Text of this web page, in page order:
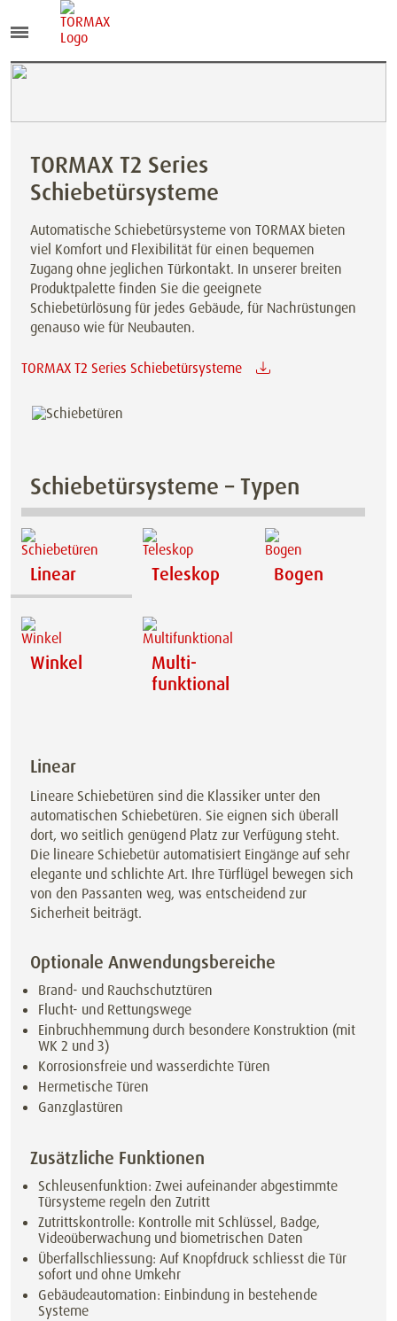
TORMAX T2 Series
Schiebetürsysteme
Automatische Schiebetürsysteme von TORMAX bieten
viel Komfort und Flexibilität für einen bequemen
Zugang ohne jeglichen Türkontakt. In unserer breiten
Produktpalette finden Sie die geeignete
Schiebetürlösung für jedes Gebäude, für Nachrüstungen
genauso wie für Neubauten.
TORMAX T2 Series Schiebetürsysteme
Schiebetürsysteme – Typen
Linear Teleskop Bogen
Winkel
Multi­
funktional
Linear
Lineare Schiebetüren sind die Klassiker unter den
automatischen Schiebetüren. Sie eignen sich überall
dort, wo seitlich genügend Platz zur Verfügung steht.
Die lineare Schiebetür automatisiert Eingänge auf sehr
elegante und schlichte Art. Ihre Türflügel bewegen sich
von den Passanten weg, was entscheidend zur
Sicherheit beiträgt.
Optionale Anwendungsbereiche
Brand- und Rauchschutztüren
Flucht- und Rettungswege
Einbruchhemmung durch besondere Konstruktion (mit
WK 2 und 3)
Korrosionsfreie und wasserdichte Türen
Hermetische Türen
Ganzglastüren
Zusätzliche Funktionen
Schleusenfunktion: Zwei aufeinander abgestimmte
Türsysteme regeln den Zutritt
Zutrittskontrolle: Kontrolle mit Schlüssel, Badge,
Videoüberwachung und biometrischen Daten
Überfallschliessung: Auf Knopfdruck schliesst die Tür
sofort und ohne Umkehr
Gebäudeautomation: Einbindung in bestehende
Systeme